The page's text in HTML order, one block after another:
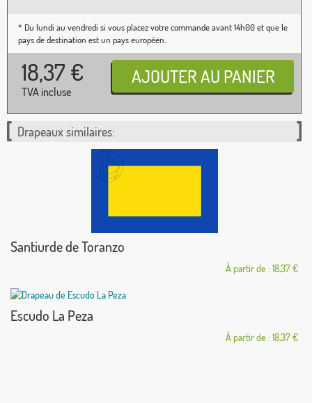
* Du lundi au vendredi si vous placez votre commande avant 14h00 et que le
pays de destination est un pays européen..
18,37 €
TVA incluse
Drapeaux similaires:
Santiurde de Toranzo
À partir de : 18,37 €
Escudo La Peza
À partir de : 18,37 €